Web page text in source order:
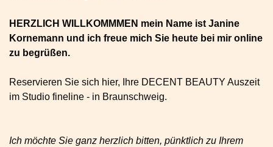
HERZLICH WILLKOMMMEN mein Name ist Janine
Kornemann und ich freue mich Sie heute bei mir online
zu begrüßen.
Reservieren Sie sich hier, Ihre DECENT BEAUTY Auszeit
im Studio fineline - in Braunschweig.
Ich möchte Sie ganz herzlich bitten, pünktlich zu Ihrem